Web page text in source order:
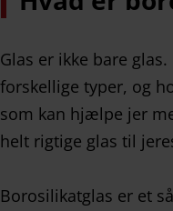
Glas er ikke bare
forskellige typer, og
som kan hjælpe jer
helt rigtige glas til
Borosilikatglas er et